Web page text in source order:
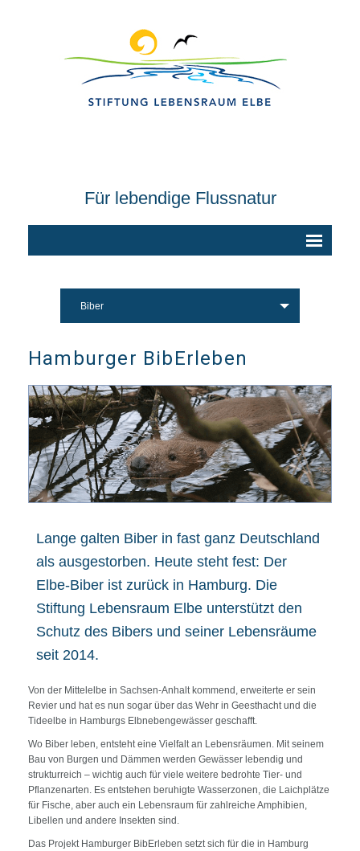
Für lebendige Flussnatur
Biber
Hamburger BibErleben
Lange galten Biber in fast ganz Deutschland
als ausgestorben. Heute steht fest: Der
Elbe-Biber ist zurück in Hamburg. Die
Stiftung Lebensraum Elbe unterstützt den
Schutz des Bibers und seiner Lebensräume
seit 2014.
Von der Mittelelbe in Sachsen-Anhalt kommend, erweiterte er sein
Revier und hat es nun sogar über das Wehr in Geesthacht und die
Tideelbe in Hamburgs Elbnebengewässer geschafft.
Wo Biber leben, entsteht eine Vielfalt an Lebensräumen. Mit seinem
Bau von Burgen und Dämmen werden Gewässer lebendig und
strukturreich – wichtig auch für viele weitere bedrohte Tier- und
Pflanzenarten. Es entstehen beruhigte Wasserzonen, die Laichplätze
für Fische, aber auch ein Lebensraum für zahlreiche Amphibien,
Libellen und andere Insekten sind.
Das Projekt Hamburger BibErleben setzt sich für die in Hamburg